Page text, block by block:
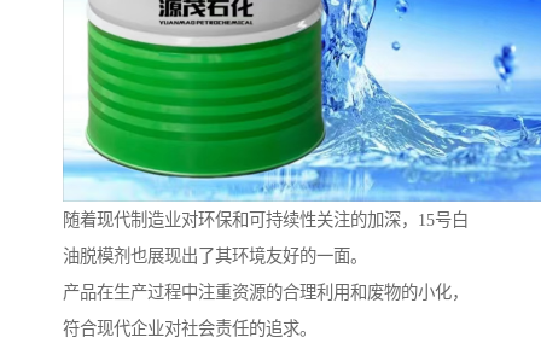
随着现代制造业对环保和可持续性关注的加深，15号白
油脱模剂也展现出了其环境友好的一面。
产品在生产过程中注重资源的合理利用和废物的小化，
符合现代企业对社会责任的追求。